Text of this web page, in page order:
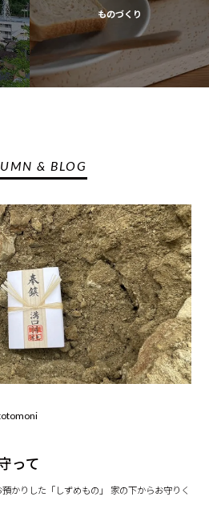
ものづくり
& BLOG
って
かりした「しずめもの」 家の下からお守りく